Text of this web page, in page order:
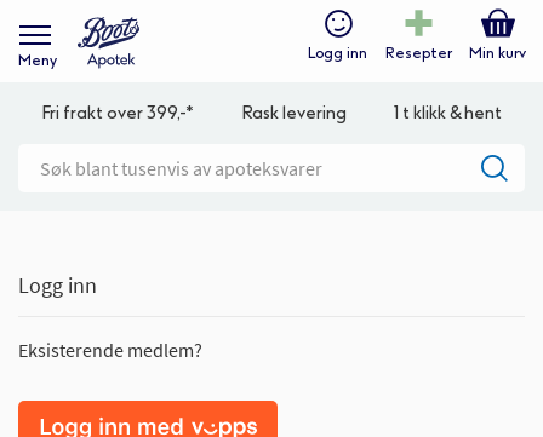
Meny Logg inn Resepter Min kurv
Fri frakt over 399,-* Rask levering 1 t klikk & hent
Logg inn
Eksisterende medlem?